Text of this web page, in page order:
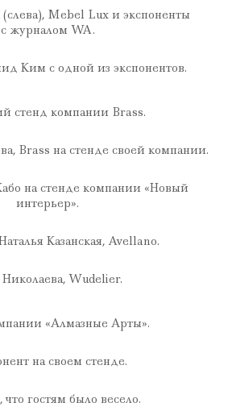
Mebel Lux и экспоненты
с журналом WA.
Ким с одной из экспонентов.
стенд компании Brass.
Brass на стенде своей компании.
на стенде компании «Новый
интерьер».
Казанская, Avellano.
Николаева, Wudelier.
«Алмазные Арты».
на своем стенде.
что гостям было весело.